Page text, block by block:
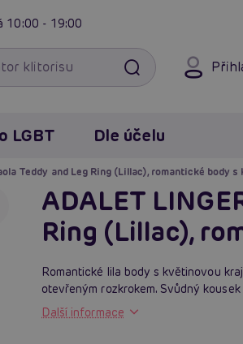
10:00 - 19:00
LGBT Dle účelu
Teddy and Leg Ring (Lillac), romantické body
ADALET
Ring (Lillac),
Romantické lila body s květinovou
otevřeným rozkrokem. Svůdný
Další informace